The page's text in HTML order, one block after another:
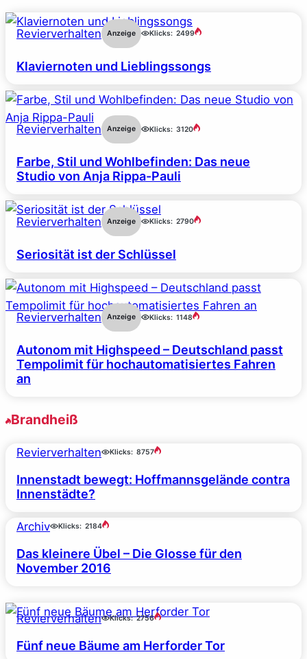
Revierverhalten Anzeige Klicks: 2499
Klaviernoten und Lieblingssongs
Revierverhalten Anzeige Klicks: 3120
Farbe, Stil und Wohlbefinden: Das neue
Studio von Anja Rippa-Pauli
Revierverhalten Anzeige Klicks: 2790
Seriosität ist der Schlüssel
Revierverhalten Anzeige Klicks: 1148
Autonom mit Highspeed – Deutschland passt
Tempolimit für hochautomatisiertes Fahren
an
Brandheiß
Revierverhalten Klicks: 8757
Innenstadt bewegt: Hoffmannsgelände contra
Innenstädte?
Archiv Klicks: 2184
Das kleinere Übel – Die Glosse für den
November 2016
Revierverhalten Klicks: 2756
Fünf neue Bäume am Herforder Tor